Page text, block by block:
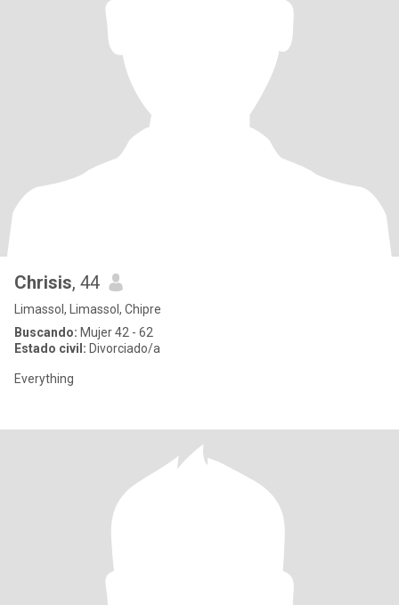
Chrisis, 44
Limassol, Limassol, Chipre
Buscando: Mujer 42 - 62
Estado civil: Divorciado/a
Everything